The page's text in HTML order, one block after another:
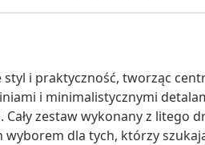
styl i praktyczność, tworząc
i minimalistycznymi
zestaw wykonany z litego
dla tych, którzy